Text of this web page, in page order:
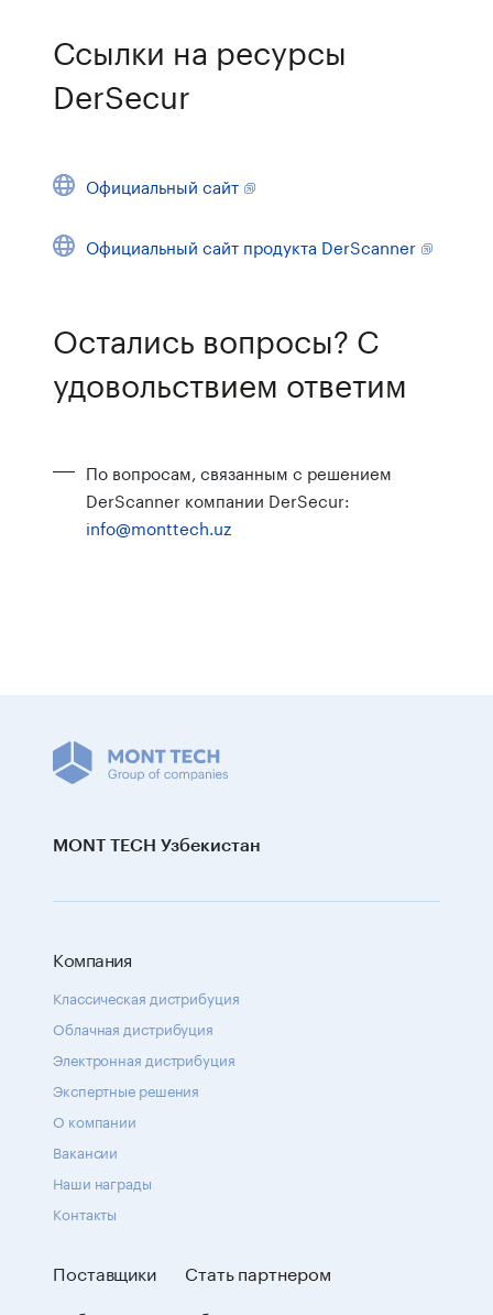
Ссылки на ресурсы
DerSecur
Официальный сайт
Официальный сайт продукта DerScanner
Остались вопросы? С
удовольствием ответим
По вопросам, связанным с решением
DerScanner компании DerSecur:
info@monttech.uz
MONT TECH Узбекистан
Компания
Классическая дистрибуция
Облачная дистрибуция
Электронная дистрибуция
Экспертные решения
О компании
Вакансии
Наши награды
Контакты
Поставщики
Стать партнером